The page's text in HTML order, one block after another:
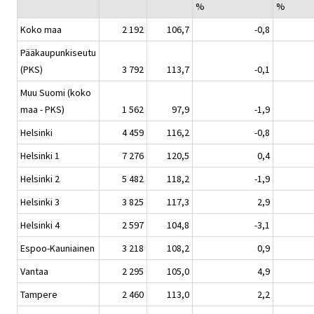
%
%
Koko maa
2 192 106,7
-0,8
Pääkaupunkiseutu
(PKS)
3 792 113,7
-0,1
Muu Suomi (koko
maa - PKS)
1 562 97,9
-1,9
Helsinki
4 459 116,2
-0,8
Helsinki 1
7 276 120,5
0,4
Helsinki 2
5 482 118,2
-1,9
Helsinki 3
3 825 117,3
2,9
Helsinki 4
2 597 104,8
-3,1
Espoo-Kauniainen
3 218 108,2
0,9
Vantaa
2 295 105,0
4,9
Tampere
2 460 113,0
2,2